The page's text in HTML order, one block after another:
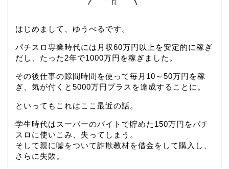
はじめまして、ゆうべるです。
パチスロ専業時代には月収60万円以上を安定的に稼ぎ
だし、たった2年で1000万円を稼ぎました。
その後仕事の隙間時間を使って毎月10～50万円を稼
ぎ、気が付くと5000万円プラスを達成することに。
といってもこれはここ最近の話。
学生時代はスーパーのバイトで貯めた150万円をパチ
スロに使いこみ、失ってしまう。
そして親に嘘をついて詐欺教材を借金をして購入し、
さらに失敗。